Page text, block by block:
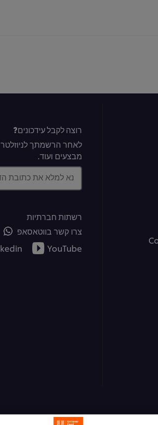
רוצה לקבל עידכונים?
לאחר הרשמתך
מבצעים ועוד.
נא למלא את כתובת
רשתות חברתיות
צרו קשר בווטאסאפ
YouTube